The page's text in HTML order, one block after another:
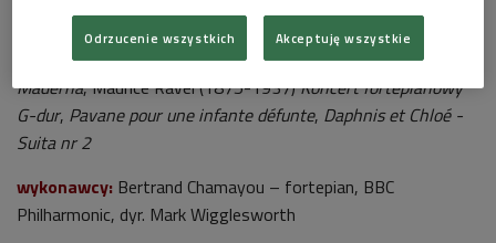
Program:
Pierre Boulez (1925-2016)Rituel – in memoriam Bruno
Maderna, Maurice Ravel (1875-1937)Koncert fortepianowy
G-dur, Pavane pour une infante défunte, Daphnis et Chloé -
Suita nr 2
wykonawcy: Bertrand Chamayou – fortepian, BBC
Philharmonic, dyr. Mark Wigglesworth
Odrzucenie wszystkich Akceptuję wszystkie